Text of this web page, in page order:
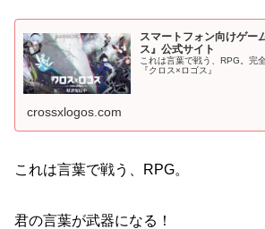
スマートフォン向けゲー
ス』公式サイト
これは言葉で戦う、RPG。完
『クロス×ロゴス』
crossxlogos.com
これは言葉で戦う、RPG。
君の言葉が武器になる！